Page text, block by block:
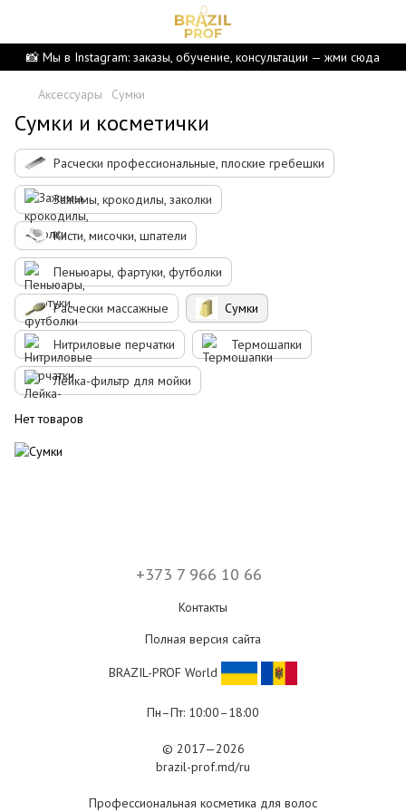
📸 Мы в Instagram: заказы, обучение, консультации — жми сюда
Аксессуары Сумки
Сумки и косметички
Расчески профессиональные, плоские гребешки
Зажимы, крокодилы, заколки
Кисти, мисочки, шпатели
Пеньюары, фартуки, футболки
Расчески массажные Сумки
Нитриловые перчатки Термошапки
Лейка-фильтр для мойки
Нет товаров
+373 7 966 10 66
Контакты
Полная версия сайта
BRAZIL-PROF World
Пн–Пт: 10:00–18:00
© 2017—2026
brazil-prof.md/ru
Профессиональная косметика для волос